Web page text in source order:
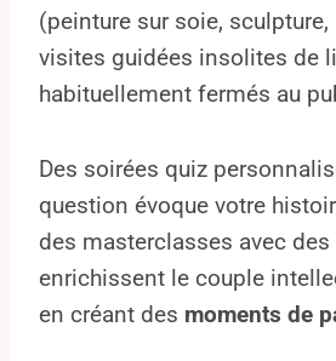
(peinture sur soie,
visites guidées insolites de
habituellement fermés au
Des soirées quiz
question évoque votre
des masterclasses avec
enrichissent le couple
en créant des moments de